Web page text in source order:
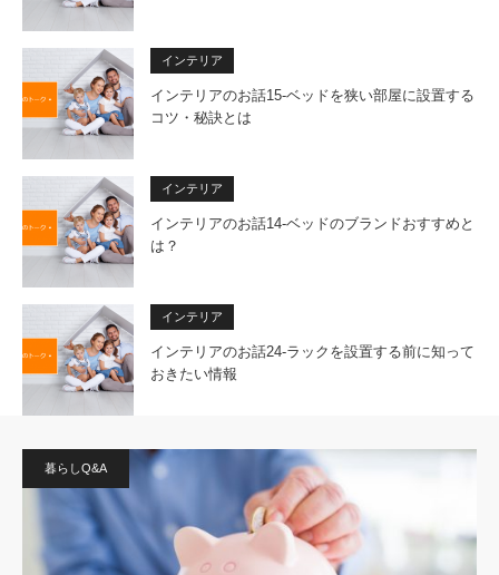
インテリア
インテリアのお話15-ベッドを狭い部屋に設置する
コツ・秘訣とは
インテリア
インテリアのお話14-ベッドのブランドおすすめと
は？
インテリア
インテリアのお話24-ラックを設置する前に知って
おきたい情報
暮らしQ&A